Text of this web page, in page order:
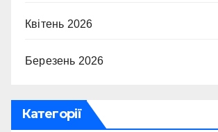
Квітень 2026
Березень 2026
Категорії